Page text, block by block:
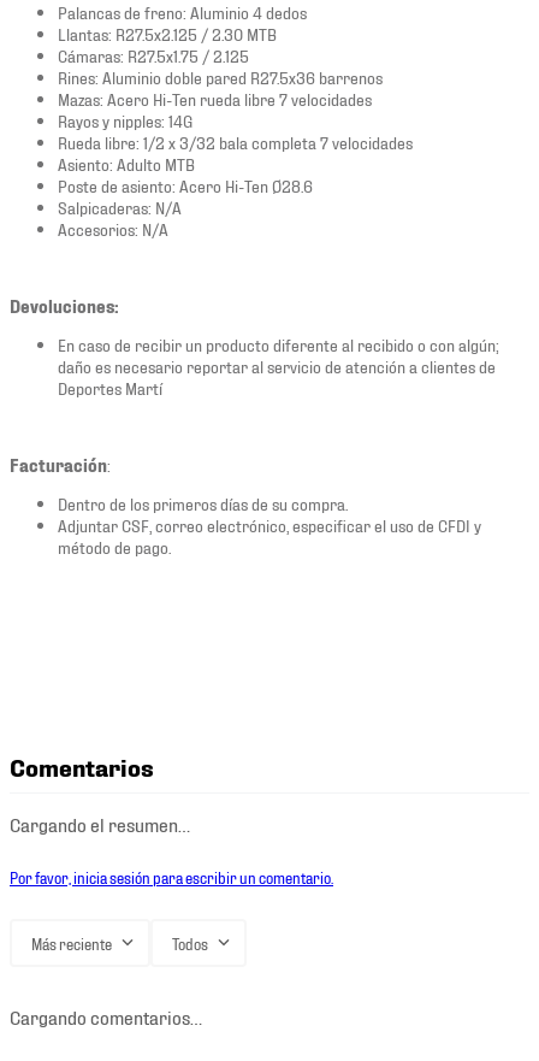
Palancas de freno: Aluminio 4 dedos
Llantas: R27.5x2.125 / 2.30 MTB
Cámaras: R27.5x1.75 / 2.125
Rines: Aluminio doble pared R27.5x36 barrenos
Mazas: Acero Hi-Ten rueda libre 7 velocidades
Rayos y nipples: 14G
Rueda libre: 1/2 x 3/32 bala completa 7 velocidades
Asiento: Adulto MTB
Poste de asiento: Acero Hi-Ten Ø28.6
Salpicaderas: N/A
Accesorios: N/A
Devoluciones:
En caso de recibir un producto diferente al recibido o con algún;
daño es necesario reportar al servicio de atención a clientes de
Deportes Martí
Facturación:
Dentro de los primeros días de su compra.
Adjuntar CSF, correo electrónico, especificar el uso de CFDI y
método de pago.
Comentarios
Cargando el resumen…
Por favor, inicia sesión para escribir un comentario.
Más reciente Todos
Cargando comentarios…